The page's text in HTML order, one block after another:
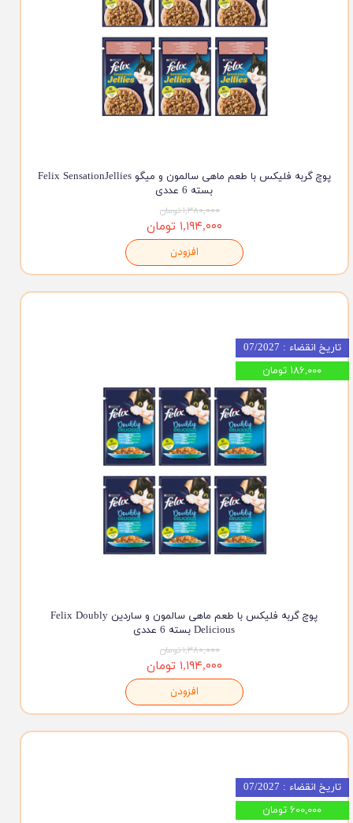
پوچ گربه فلیکس با طعم ماهی سالمون و میگو Felix SensationJellies
بسته 6 عددی
۱,۳۸۰,۰۰۰ تومان
۱,۱۹۴,۰۰۰ تومان
افزودن
پوچ گربه فلیکس با طعم ماهی سالمون و ساردین Felix Doubly
Delicious بسته 6 عددی
۱,۳۸۰,۰۰۰ تومان
۱,۱۹۴,۰۰۰ تومان
افزودن
تاریخ انقضاء : 07/2027
۱۸۶,۰۰۰ تومان
تاریخ انقضاء : 07/2027
۶۰۰,۰۰۰ تومان